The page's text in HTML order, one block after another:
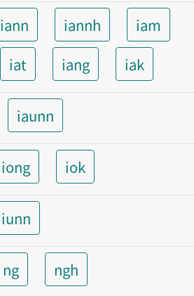
iann iannh
iam
iat iang iak
iaunn
iong iok
iunn
ng ngh